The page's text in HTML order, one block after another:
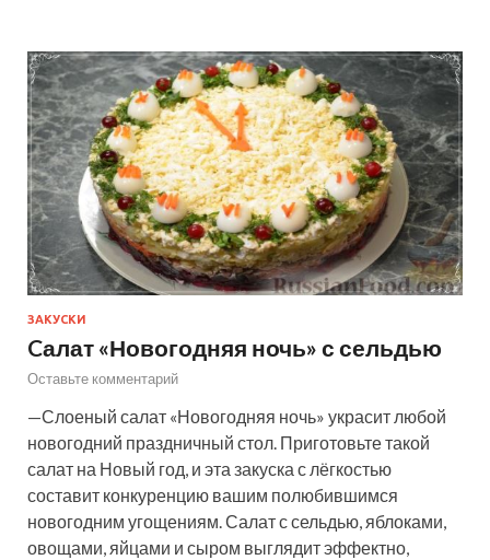
ЗАКУСКИ
Cалат «Новогодняя ночь» с сельдью
Оставьте комментарий
—Слоеный салат «Новогодняя ночь» украсит любой
новогодний праздничный стол. Приготовьте такой
салат на Новый год, и эта закуска с лёгкостью
составит конкуренцию вашим полюбившимся
новогодним угощениям. Салат с сельдью, яблоками,
овощами, яйцами и сыром выглядит эффектно,